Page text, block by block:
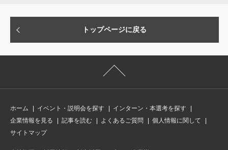
トップページに戻る
ホーム イベント・説明会を探す
インターン・本選考を探す
企業情報を見る
記事を読む よくあるご質問
個人情報に関して
サイトマップ